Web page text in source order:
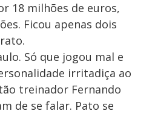
18 milhões de euros,
Ficou apenas dois
Só que jogou mal e
irritadiça ao
treinador Fernando
de se falar. Pato se